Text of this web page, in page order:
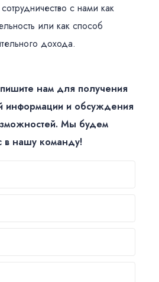
с нами как
или как способ
дохода.
нам для получения
информации и обсуждения
Мы будем
в нашу команду!